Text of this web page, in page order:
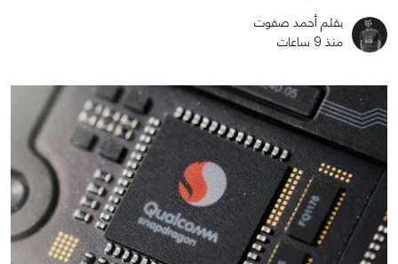
بقلم أحمد صفوت
منذ 9 ساعات